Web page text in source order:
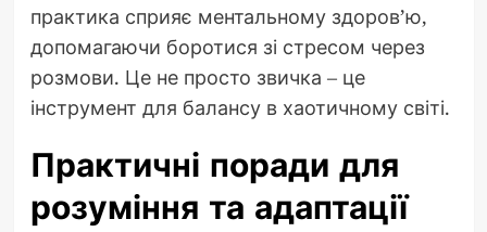
практика сприяє ментальному здоров’ю,
допомагаючи боротися зі стресом через
розмови. Це не просто звичка – це
інструмент для балансу в хаотичному світі.
Практичні поради для
розуміння та адаптації